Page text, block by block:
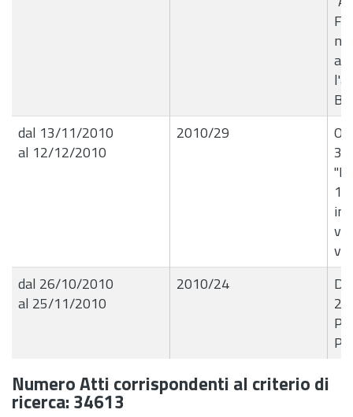
dal 13/11/2010
al 12/12/2010
2010/29
in
dal 26/10/2010
al 25/11/2010
2010/24
Numero Atti corrispondenti al criterio di
ricerca: 34613